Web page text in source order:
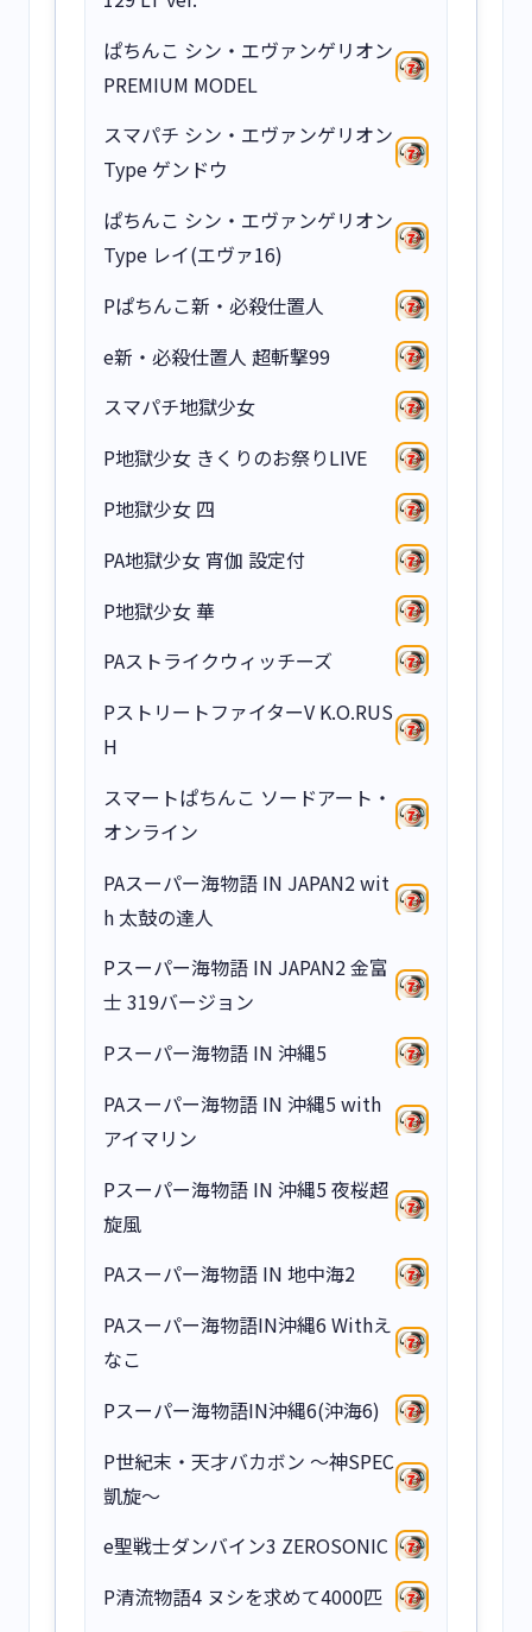
ぱちんこ シン・エヴァンゲリオン
PREMIUM MODEL
スマパチ シン・エヴァンゲリオン
Type ゲンドウ
ぱちんこ シン・エヴァンゲリオン
Type レイ(エヴァ16)
Pぱちんこ新・必殺仕置人
e新・必殺仕置人 超斬撃99
スマパチ地獄少女
P地獄少女 きくりのお祭りLIVE
P地獄少女 四
PA地獄少女 宵伽 設定付
P地獄少女 華
PAストライクウィッチーズ
PストリートファイターV K.O.RUS
H
スマートぱちんこ ソードアート・
オンライン
PAスーパー海物語 IN JAPAN2 wit
h 太鼓の達人
Pスーパー海物語 IN JAPAN2 金富
士 319バージョン
Pスーパー海物語 IN 沖縄5
PAスーパー海物語 IN 沖縄5 with
アイマリン
Pスーパー海物語 IN 沖縄5 夜桜超
旋風
PAスーパー海物語 IN 地中海2
PAスーパー海物語IN沖縄6 Withえ
なこ
Pスーパー海物語IN沖縄6(沖海6)
P世紀末・天才バカボン ～神SPEC
凱旋～
e聖戦士ダンバイン3 ZEROSONIC
P清流物語4 ヌシを求めて4000匹